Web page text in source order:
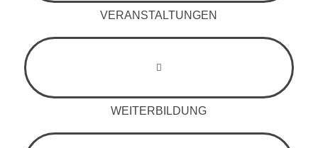
VERANSTALTUNGEN
WEITERBILDUNG